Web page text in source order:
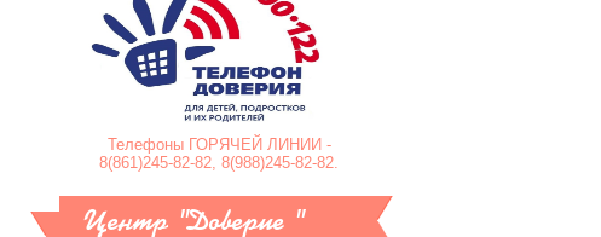
Телефоны ГОРЯЧЕЙ ЛИНИИ -
8(861)245-82-82, 8(988)245-82-82.
Центр "Доверие "